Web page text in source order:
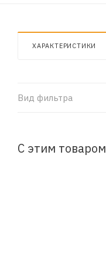
ХАРАКТЕРИСТИКИ
Вид фильтра
С этим